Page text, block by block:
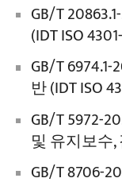
GB/T
(IDT ISO
GB/T
반 (IDT ISO
GB/T 5972-
및 유지보수,
GB/T 8706-